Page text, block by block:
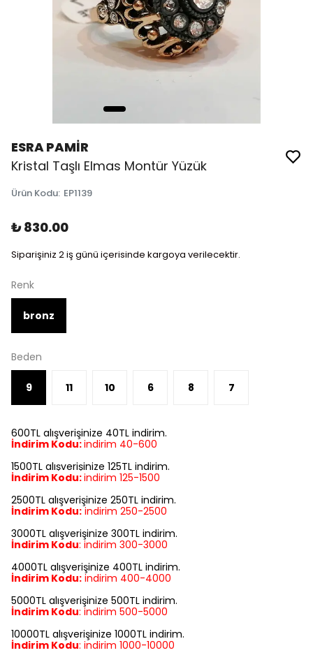
ESRA PAMİR
Kristal Taşlı Elmas Montür Yüzük
Ürün Kodu: EP1139
₺ 830.00
Siparişiniz 2 iş günü içerisinde kargoya verilecektir.
Renk
bronz
Beden
9 11 10 6 8 7
600TL alışverişinize 40TL indirim.
İndirim Kodu:indirim 40-600
1500TL alışverişinize 125TL indirim.
İndirim Kodu:indirim 125-1500
2500TL alışverişinize 250TL indirim.
İndirim Kodu: indirim 250-2500
3000TL alışverişinize 300TL indirim.
İndirim Kodu: indirim 300-3000
4000TL alışverişinize 400TL indirim.
İndirim Kodu: indirim 400-4000
5000TL alışverişinize 500TL indirim.
İndirim Kodu: indirim 500-5000
10000TL alışverişinize 1000TL indirim.
İndirim Kodu: indirim 1000-10000